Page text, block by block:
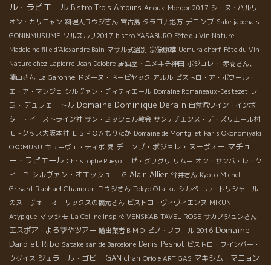
ル・ラピエ－ル Bistro Trois Amours Anouk Morgon2017 シ・ヌ・パルリ
オン・カリニャン 料理人ユウジさん 宮古島 タラゴナ地方 デコンブ Sake japonais
GONINMUSUME ソルスルリ2017 bistro YASABURO Fête du Vin Nature
Madeleine fille d'Alexandre Bain マサル式選別 宗像康雄 Uemura cherf Fête du Vin
Nature chez Lapierre Jean Delobre 居酒屋・ユメキチ神田 ボジョレ・ 赤間さん、
藤山さん La Garonne ドメーヌ・ドーピヤック アルル ビストロ・ア・ボワール・
エ・ア・マンジェ シルヴァン・ディティエール Domaine Romaneaux-Destezet レ
ミ・デュフェートル Domaine Dominique Derain 自然派ワイン・インポー
ター・イーストライン社 サン・ミッシェル教会 サンテチエンヌ・デ・ズリエール村
モトクッス大阪本社 ＥＳＰＯＡもりたか Domaine de Montgilet Paris Okonomiyaki
OKOMUSU キューヴェ・ティボ 愛 デコンブ・ボジョレ・ヌーヴォー マチュ
ー・ラピエール Christophe Pueyo ロゼ・グリグリ リムー オン・サンバ・レ・ク
イーユ シルヴァン・オエッシュ ・ G Alain Allier 谷井さん Kyoto Michel
Grisard Raphael Champier ユウジさん Tokyo Ota-ku シルベール・トリシャール
のヌーヴォー オーリックスの橋元さん ビストロ・ヴィヴィエンヌ MIKUNI
Atypique マッシモ La Colline Inspiré VENSKAB TAVEL ROSE サカノジュンさん
エスポア・よろずやツアー 輸出業者ＢＭＯ ピノ・ノワール 2016 Domaine
Dard et Ribo Satake san de Barcelone Denis Pesnot ビストロ・ワインバー・
ウグイス ジェラール・ゴビー GAN chan Oriole ARTIGAS マキシム・マニョン